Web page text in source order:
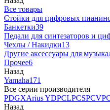
Все товары
Стойки для цифровых
Банкетки39
Педали для синтезаторов и
Чехлы / Накидки13
Другие аксессуары для
Прочее6
Назад
Yamaha171
Все серии производителя
PDGXArius YDPCLPCSPCVP
Назад